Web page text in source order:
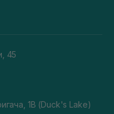
45
1В (Duck's Lake)